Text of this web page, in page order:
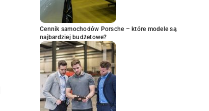
Cennik samochodów Porsche – które modele są
najbardziej budżetowe?